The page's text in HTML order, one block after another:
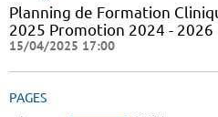
Planning de Formation
2025 Promotion 2024 - 2026
15/04/2025 17:00
PAGES